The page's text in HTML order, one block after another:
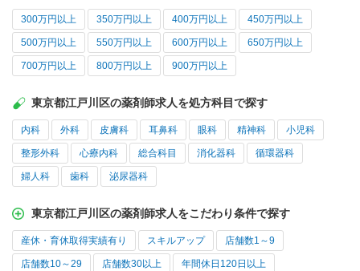
300万円以上 350万円以上 400万円以上 450万円以上
500万円以上 550万円以上 600万円以上 650万円以上
700万円以上 800万円以上 900万円以上
東京都江戸川区の薬剤師求人を処方科目で探す
内科 外科 皮膚科 耳鼻科 眼科 精神科 小児科
整形外科 心療内科 総合科目 消化器科 循環器科
婦人科 歯科 泌尿器科
東京都江戸川区の薬剤師求人をこだわり条件で探す
産休・育休取得実績有り スキルアップ 店舗数1～9
店舗数10～29 店舗数30以上 年間休日120日以上